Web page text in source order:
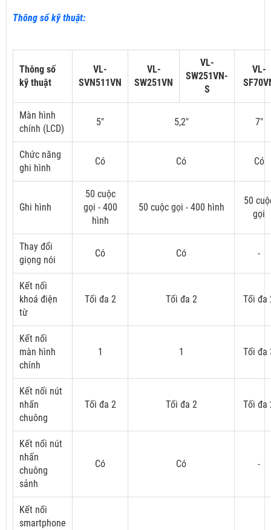
Thông số kỹ thuật:
Thông số
kỹ thuật
VL-
SVN511VN
VL-
SW251VN
VL-
SW251VN-
S
VL-
Màn hình
chính (LCD)
5" 5,2" 7"
Chức năng
ghi hình
Có Có Có
Ghi hình
50 cuộc
gọi - 400
hình
50 cuộc gọi - 400 hình
50
gọi
Thay đổi
giọng nói
Có Có -
Kết nối
khoá điện
từ
Tối đa 2 Tối đa 2 Tối đa
Kết nối
màn hình
chính
1 1 Tối đa
Kết nối nút
nhấn
chuông
Tối đa 2 Tối đa 2 Tối đa
Kết nối nút
nhấn
chuông
sảnh
Có Có -
Kết nối
smartphone